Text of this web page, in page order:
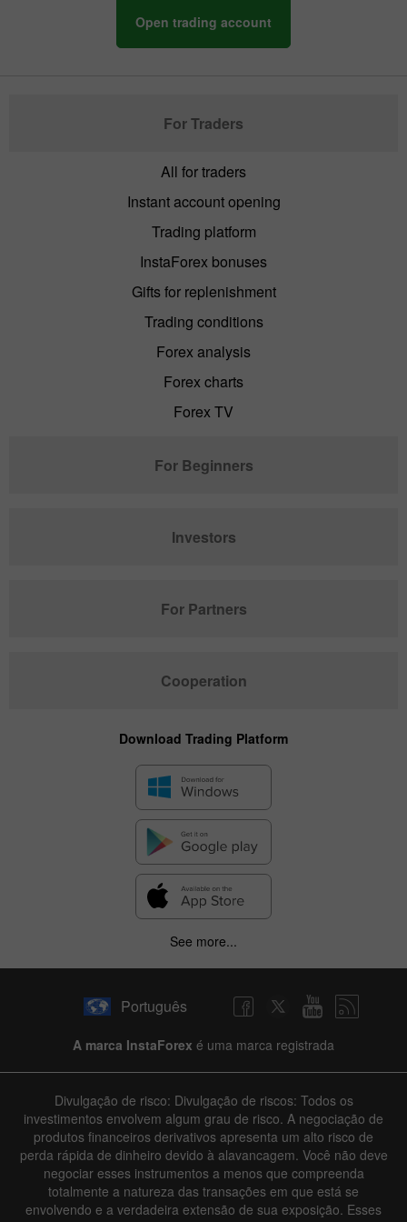
Open trading account
For Traders
All for traders
Instant account opening
Trading platform
InstaForex bonuses
Gifts for replenishment
Trading conditions
Forex analysis
Forex charts
Forex TV
For Beginners
Investors
For Partners
Cooperation
Download Trading Platform
See more...
Português
A marca InstaForex é uma marca registrada
Divulgação de risco: Divulgação de riscos: Todos os
investimentos envolvem algum grau de risco. A negociação de
produtos financeiros derivativos apresenta um alto risco de
perda rápida de dinheiro devido à alavancagem. Você não deve
negociar esses instrumentos a menos que compreenda
totalmente a natureza das transações em que está se
envolvendo e a verdadeira extensão de sua exposição. Esses